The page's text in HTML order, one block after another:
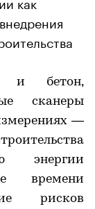
и бетон,
сканеры
—
энергии
времени
рисков